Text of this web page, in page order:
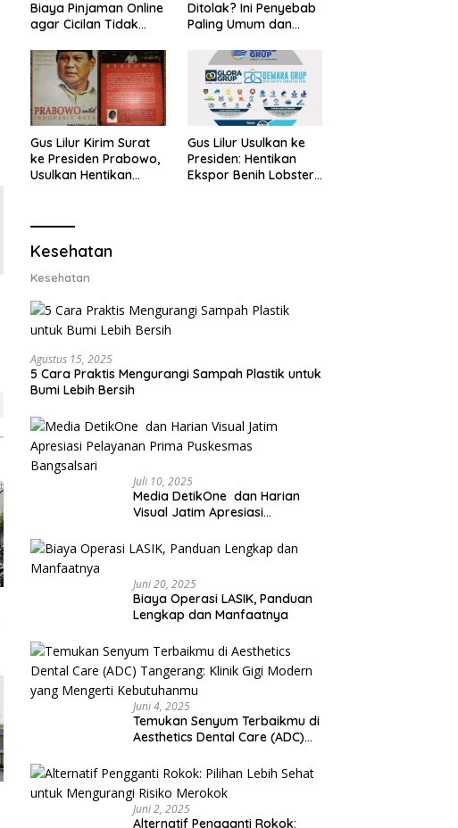
Biaya Pinjaman Online
agar Cicilan Tidak
Ditolak? Ini Penyebab
Paling Umum dan
Gus Lilur Kirim Surat
ke Presiden Prabowo,
Usulkan Hentikan
Lobster 50 Gram
Gus Lilur Usulkan ke
Presiden: Hentikan
Ekspor Benih Lobster,
Kesehatan
Kesehatan
Agustus 15, 2025
5 Cara Praktis Mengurangi Sampah Plastik untuk
Bumi Lebih Bersih
Juli 10, 2025
Media DetikOne dan Harian
Visual Jatim Apresiasi
Bangsalsari
Juni 20, 2025
Biaya Operasi LASIK, Panduan
Lengkap dan Manfaatnya
Juni 4, 2025
Temukan Senyum Terbaikmu di
Aesthetics Dental Care (ADC)
yang Mengerti Kebutuhanmu
Juni 2, 2025
Alternatif Pengganti Rokok: